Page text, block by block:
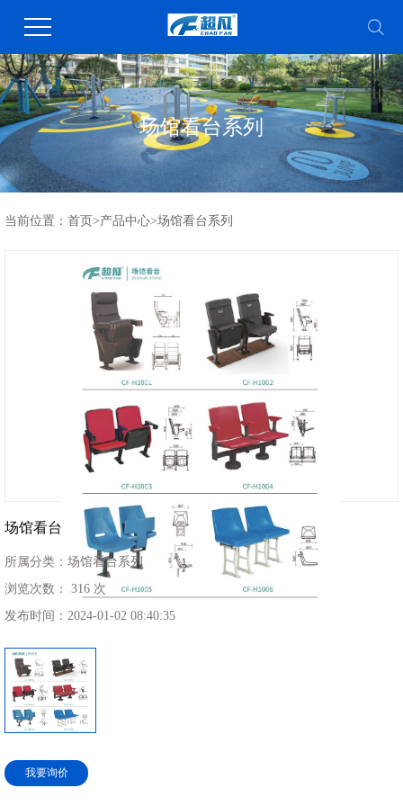
场馆看台系列
当前位置： 首页 >产品中心>场馆看台系列
场馆看台
所属分类： 场馆看台系列
浏览次数：
316 次
发布时间： 2024-01-02 08:40:35
我要询价